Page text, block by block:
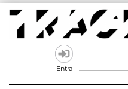
Skip
content
Un mapa de la
Entra